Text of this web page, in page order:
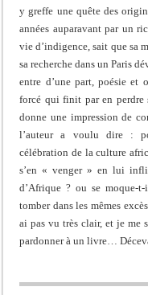
y greffe une quête des
années auparavant par un
vie d’indigence, sait que sa
sa recherche dans un Paris
entre d’une part, poésie et
forcé qui finit par en perdre
donne une impression de
l’auteur a voulu dire :
célébration de la culture
s’en « venger » en lui
d’Afrique ? ou se moque-
tomber dans les mêmes
ai pas vu très clair, et je me
pardonner à un livre…